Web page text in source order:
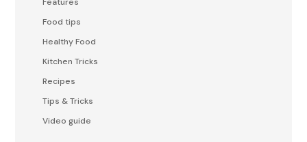
Features
Food tips
Healthy Food
Kitchen Tricks
Recipes
Tips & Tricks
Video guide